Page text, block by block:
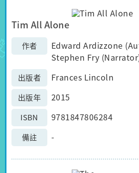
Tim All Alone
作者
Edward Ardizzone
Stephen Fry
出版者 Frances Lincoln
出版年 2015
ISBN 9781847806284
備註 -